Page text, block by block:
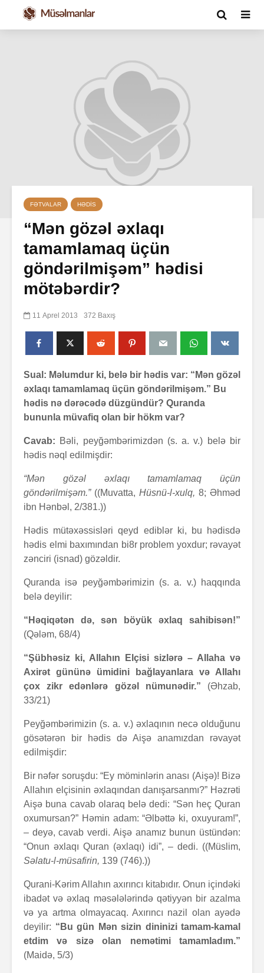
FƏTVALAR HƏDIS
“Mən gözəl əxlaqı
tamamlamaq üçün
göndərilmişəm” hədisi
mötəbərdir?
11 Aprel 2013 372 Baxış
Sual: Məlumdur ki, belə bir hədis var: “Mən gözəl
əxlaqı tamamlamaq üçün göndərilmişəm.” Bu
hədis nə dərəcədə düzgündür? Quranda
bununla müvafiq olan bir hökm var?
Cavab: Bəli, peyğəmbərimizdən (s. a. v.) belə bir
hədis nəql edilmişdir:
“Mən gözəl əxlaqı tamamlamaq üçün
göndərilmişəm.”((Muvatta, Hüsnü-l-xulq, 8; Əhməd
ibn Hənbəl, 2/381.))
Hədis mütəxəssisləri qeyd ediblər ki, bu hədisdə
hədis elmi baxımından bi8r problem yoxdur; rəvayət
zənciri (isnad) gözəldir.
Quranda isə peyğəmbərimizin (s. a. v.) haqqında
belə deyilir:
“Həqiqətən də, sən böyük əxlaq sahibisən!”
(Qələm, 68/4)
“Şübhəsiz ki, Allahın Elçisi sizlərə – Allaha və
Axirət gününə ümidini bağlayanlara və Allahı
çox zikr edənlərə gözəl nümunədir.” (Əhzab,
33/21)
Peyğəmbərimizin (s. a. v.) əxlaqının necə olduğunu
gösətərən bir hədis də Aişə anamızdan rəvayət
edilmişdir:
Bir nəfər soruşdu: “Ey möminlərin anası (Aişə)! Bizə
Allahın elçisinin əxlaqından danışarsanmı?” Həzrəti
Aişə buna cavab olaraq belə dedi: “Sən heç Quran
oxumursan?” Həmin adam: “Əlbəttə ki, oxuyuram!”,
– deyə, cavab verdi. Aişə anamız bunun üstündən:
“Onun əxlaqı Quran (əxlaqı) idi”, – dedi. ((Müslim,
Səlatu-l-müsafirin, 139 (746).))
Qurani-Kərim Allahın axırıncı kitabıdır. Onun içindəki
ibadət və əxlaq məsələlərində qətiyyən bir azalma
və ya artma olmayacaq. Axırıncı nazil olan ayədə
deyilir: “Bu gün Mən sizin dininizi tamam-kamal
etdim və sizə olan nemətimi tamamladım.”
(Maidə, 5/3)